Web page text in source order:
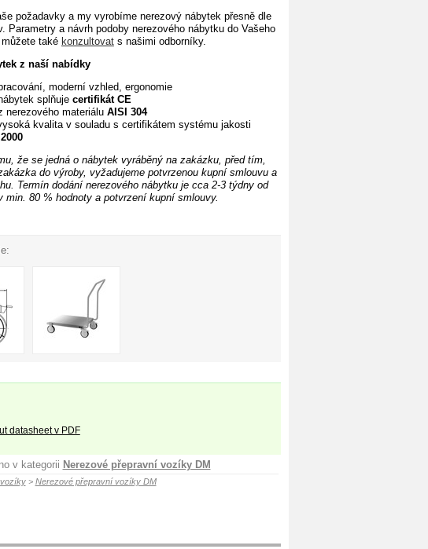
požadavky a my vyrobíme nerezový nábytek přesně dle
Parametry a návrh podoby nerezového nábytku do Vašeho
také konzultovats našimi odborníky.
z naší nabídky
moderní vzhled, ergonomie
splňuje certifikát CE
nerezového materiálu AISI 304
kvalita v souladu s certifikátem systému jakosti
že se jedná o nábytek vyráběný na zakázku, před tím,
do výroby, vyžadujeme potvrzenou kupní smlouvua
Termín dodání nerezového nábytku je cca 2-3 týdny od
min. 80 % hodnotya potvrzení kupní smlouvy.
datasheet v PDF
v kategorii Nerezové přepravní vozíky DM
> Nerezové přepravní vozíky DM